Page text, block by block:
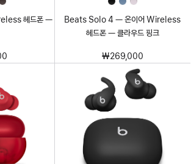
헤드폰 —
Beats Solo 4 — 온이어 Wireless
헤드폰 — 클라우드 핑크
₩269,000